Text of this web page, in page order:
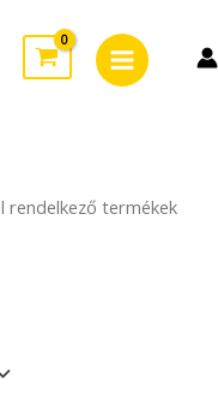
Menu
rendelkező termékek